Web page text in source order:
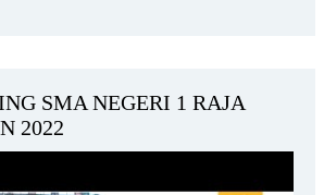
SMA NEGERI 1 RAJA
2022